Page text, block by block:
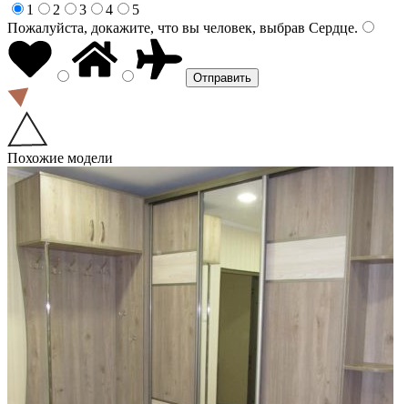
1
2 3 4
5
Пожалуйста, докажите, что вы человек, выбрав Сердце.
Похожие модели